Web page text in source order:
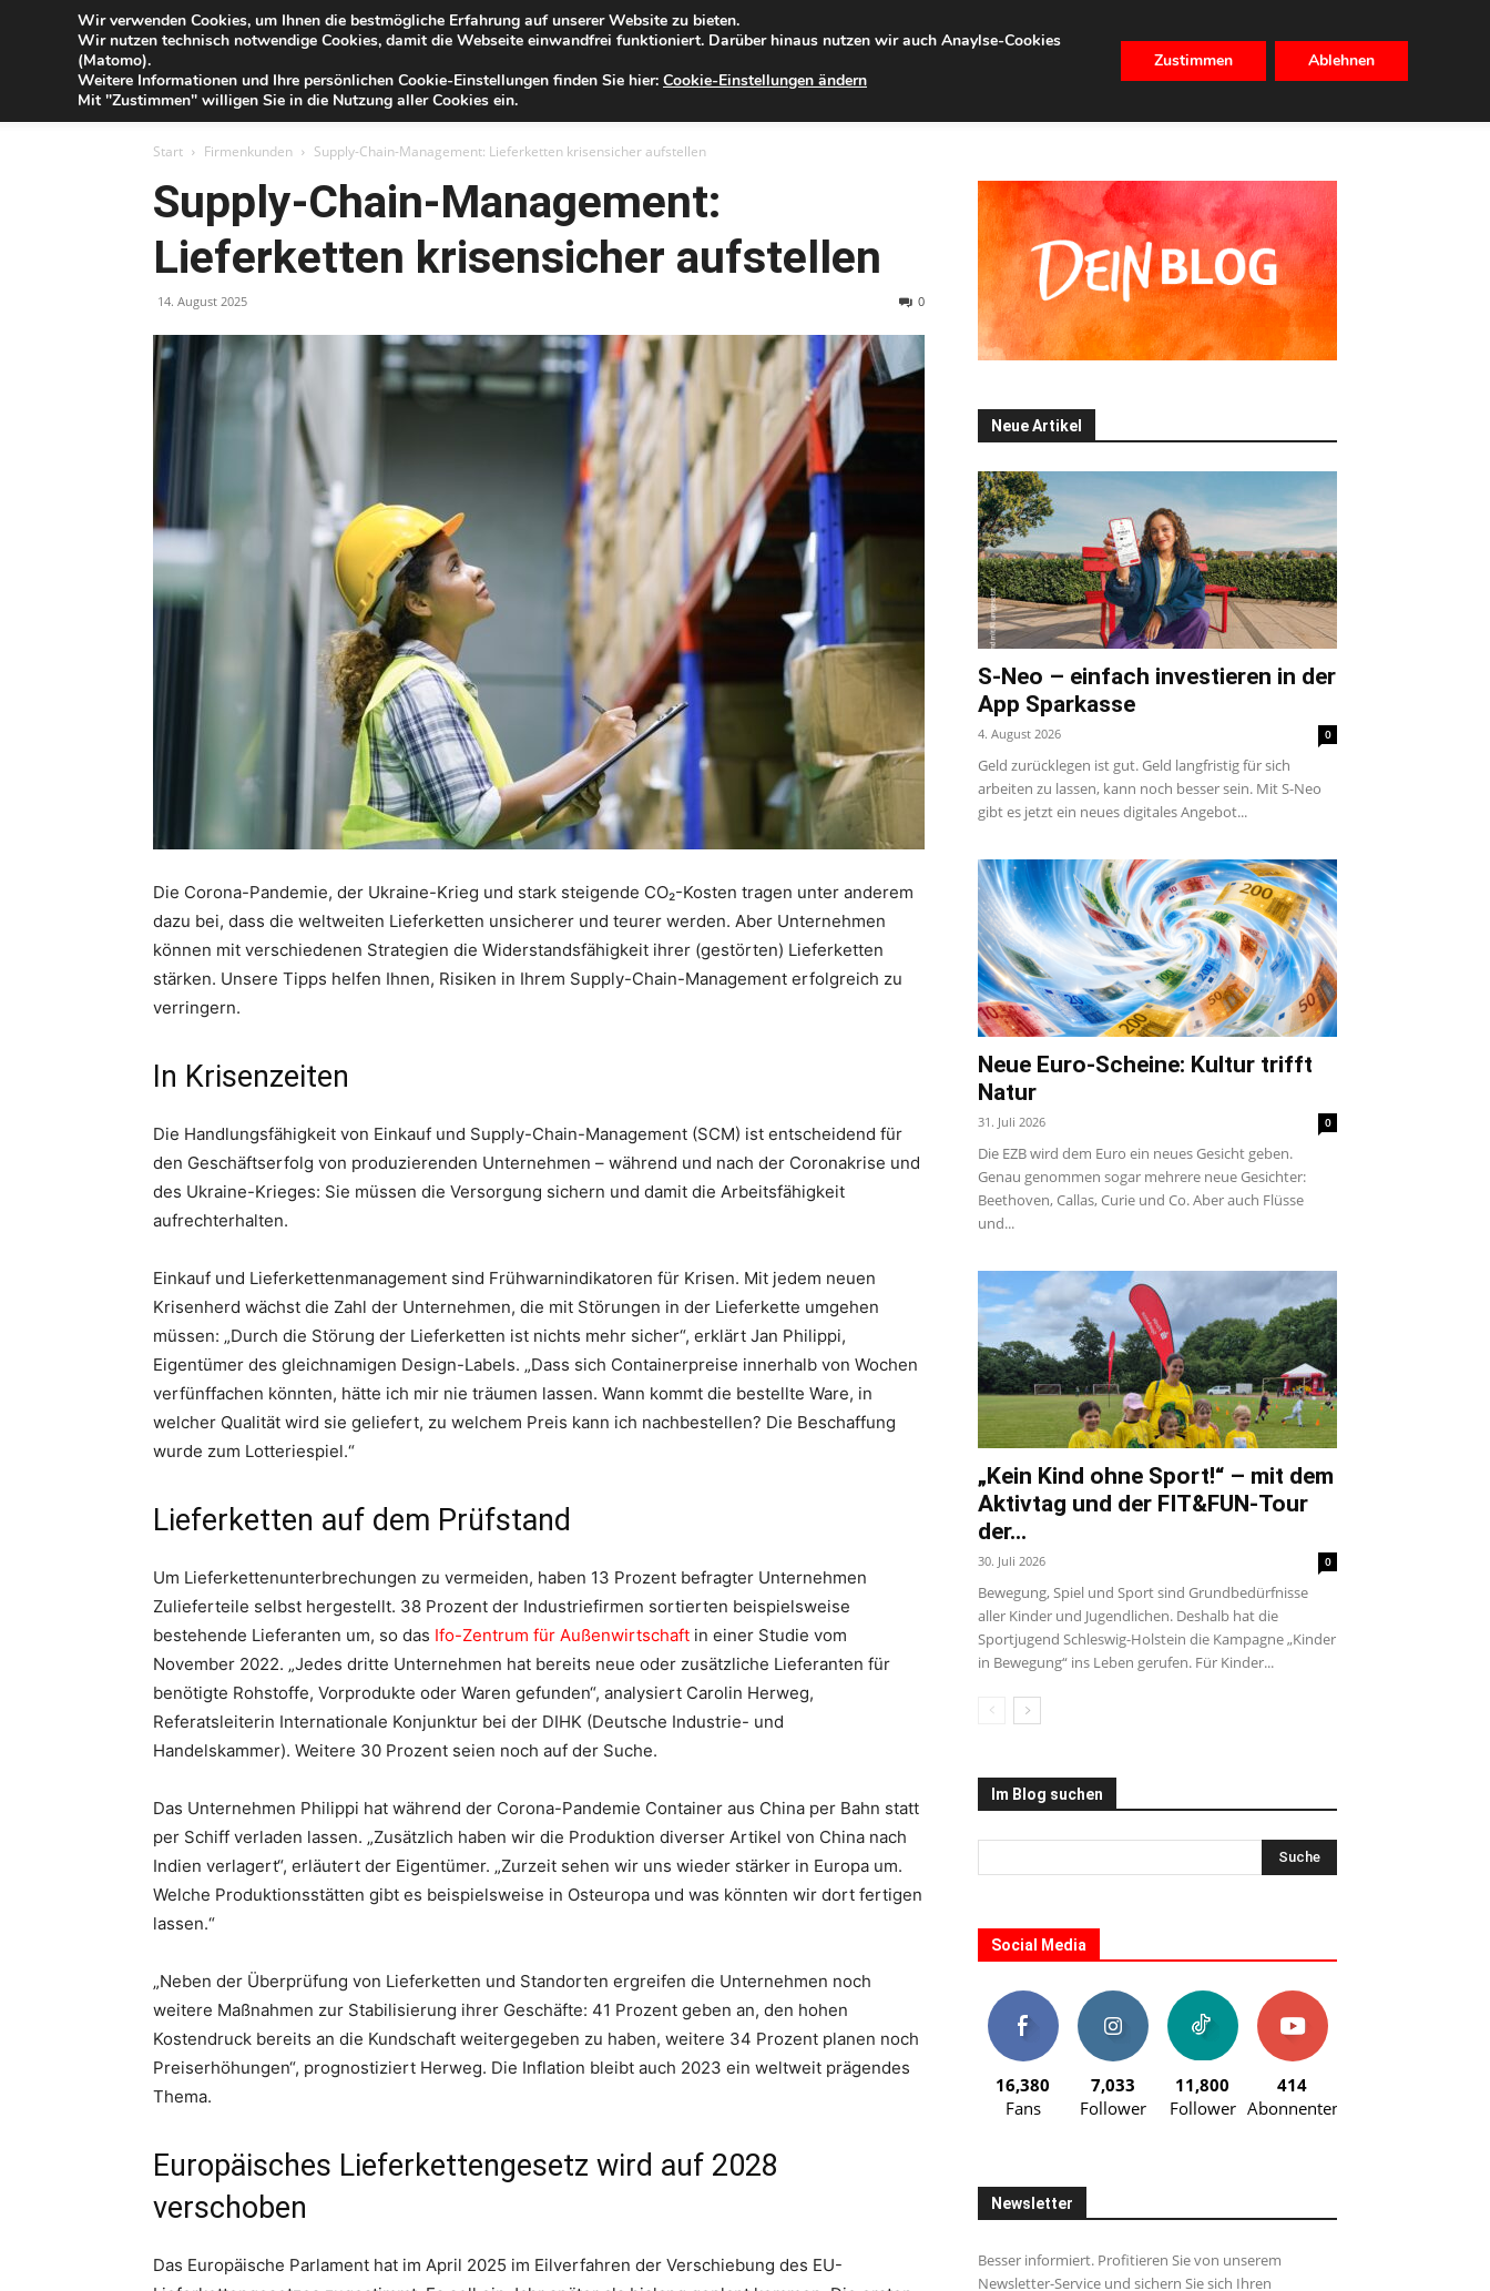
Blog
der
Sparkasse
Donnerstag, 06.08.2026 Zur Internet-Filiale der Förde Sparkasse
IHR GELD IHRE REGION WERTPAPIERE FIRMENKUNDEN IMMOBILIEN
Start Firmenkunden Supply-Chain-Management: Lieferketten krisensicher aufstellen
Supply-Chain-Management:
Lieferketten krisensicher aufstellen
14. August 2025 0
Die Corona-Pandemie, der Ukraine-Krieg und stark steigende CO₂-Kosten tragen unter anderem
dazu bei, dass die weltweiten Lieferketten unsicherer und teurer werden. Aber Unternehmen
können mit verschiedenen Strategien die Widerstandsfähigkeit ihrer (gestörten) Lieferketten
stärken. Unsere Tipps helfen Ihnen, Risiken in Ihrem Supply-Chain-Management erfolgreich zu
verringern.
In Krisenzeiten
Die Handlungsfähigkeit von Einkauf und Supply-Chain-Management (SCM) ist entscheidend für
den Geschäftserfolg von produzierenden Unternehmen – während und nach der Coronakrise und
des Ukraine-Krieges: Sie müssen die Versorgung sichern und damit die Arbeitsfähigkeit
aufrechterhalten.
Einkauf und Lieferkettenmanagement sind Frühwarnindikatoren für Krisen. Mit jedem neuen
Krisenherd wächst die Zahl der Unternehmen, die mit Störungen in der Lieferkette umgehen
müssen: „Durch die Störung der Lieferketten ist nichts mehr sicher“, erklärt Jan Philippi,
Eigentümer des gleichnamigen Design-Labels. „Dass sich Containerpreise innerhalb von Wochen
verfünffachen könnten, hätte ich mir nie träumen lassen. Wann kommt die bestellte Ware, in
welcher Qualität wird sie geliefert, zu welchem Preis kann ich nachbestellen? Die Beschaffung
wurde zum Lotteriespiel.“
Lieferketten auf dem Prüfstand
Um Lieferkettenunterbrechungen zu vermeiden, haben 13 Prozent befragter Unternehmen
Zulieferteile selbst hergestellt. 38 Prozent der Industriefirmen sortierten beispielsweise
bestehende Lieferanten um, so das Ifo-Zentrum für Außenwirtschaft in einer Studie vom
November 2022. „Jedes dritte Unternehmen hat bereits neue oder zusätzliche Lieferanten für
benötigte Rohstoffe, Vorprodukte oder Waren gefunden“, analysiert Carolin Herweg,
Referatsleiterin Internationale Konjunktur bei der DIHK (Deutsche Industrie- und
Handelskammer). Weitere 30 Prozent seien noch auf der Suche.
Das Unternehmen Philippi hat während der Corona-Pandemie Container aus China per Bahn statt
per Schiff verladen lassen. „Zusätzlich haben wir die Produktion diverser Artikel von China nach
Indien verlagert“, erläutert der Eigentümer. „Zurzeit sehen wir uns wieder stärker in Europa um.
Welche Produktionsstätten gibt es beispielsweise in Osteuropa und was könnten wir dort fertigen
lassen.“
„Neben der Überprüfung von Lieferketten und Standorten ergreifen die Unternehmen noch
weitere Maßnahmen zur Stabilisierung ihrer Geschäfte: 41 Prozent geben an, den hohen
Kostendruck bereits an die Kundschaft weitergegeben zu haben, weitere 34 Prozent planen noch
Preiserhöhungen“, prognostiziert Herweg. Die Inflation bleibt auch 2023 ein weltweit prägendes
Thema.
Europäisches Lieferkettengesetz wird auf 2028
verschoben
Das Europäische Parlament hat im April 2025 im Eilverfahren der Verschiebung des EU-
Neue Artikel
S-Neo – einfach investieren in der
App Sparkasse
4. August 2026 0
Geld zurücklegen ist gut. Geld langfristig für sich
arbeiten zu lassen, kann noch besser sein. Mit S-Neo
gibt es jetzt ein neues digitales Angebot...
Neue Euro-Scheine: Kultur trifft
Natur
31. Juli 2026 0
Die EZB wird dem Euro ein neues Gesicht geben.
Genau genommen sogar mehrere neue Gesichter:
Beethoven, Callas, Curie und Co. Aber auch Flüsse
und...
„Kein Kind ohne Sport!“ – mit dem
Aktivtag und der FIT&FUN-Tour
der...
30. Juli 2026 0
Bewegung, Spiel und Sport sind Grundbedürfnisse
aller Kinder und Jugendlichen. Deshalb hat die
Sportjugend Schleswig-Holstein die Kampagne „Kinder
in Bewegung“ ins Leben gerufen. Für Kinder...
Im Blog suchen
Social Media
16,380
Fans
7,033
Follower
11,800
Follower
414
Abonnenten
Newsletter
Besser informiert. Profitieren Sie von unserem
Newsletter-Service und sichern Sie sich Ihren
Wir verwenden Cookies, um Ihnen die bestmögliche Erfahrung auf unserer Website zu bieten.
Wir nutzen technisch notwendige Cookies, damit die Webseite einwandfrei funktioniert. Darüber hinaus nutzen wir auch Anaylse-Cookies
(Matomo).
Weitere Informationen und Ihre persönlichen Cookie-Einstellungen finden Sie hier: Cookie-Einstellungen ändern
Mit "Zustimmen" willigen Sie in die Nutzung aller Cookies ein.
Zustimmen Ablehnen